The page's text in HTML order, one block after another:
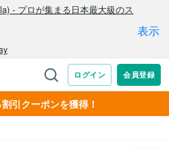
引クーポンを獲得！